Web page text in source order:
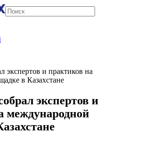
экспертов и практиков на
в Казахстане
экспертов и
международной